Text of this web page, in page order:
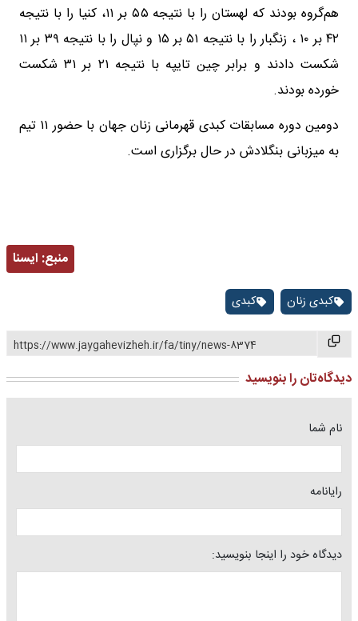
هم‌گروه بودند که لهستان را با نتیجه ۵۵ بر ۱۱، کنیا را با نتیجه
۴۲ بر ۱۰ ، زنگبار را با نتیجه ۵۱ بر ۱۵ و نپال را با نتیجه ۳۹ بر ۱۱
شکست دادند و برابر چین تایپه با نتیجه ۲۱ بر ۳۱ شکست
خورده بودند.
دومین دوره مسابقات کبدی قهرمانی زنان جهان با حضور ۱۱ تیم
به میزبانی بنگلادش در حال برگزاری است.
منبع: ايسنا
کبدی زنان کبدی
https://www.jaygahevizheh.ir/fa/tiny/news-8374
دیدگاه‌تان را بنویسید
نام شما
رایانامه
دیدگاه خود را اینجا بنویسید: